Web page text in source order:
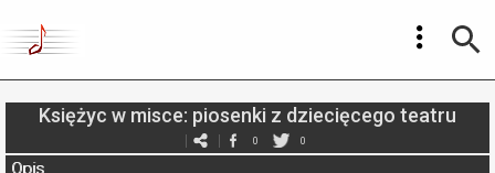
Księżyc w misce: piosenki z dziecięcego teatru
0 0
Opis